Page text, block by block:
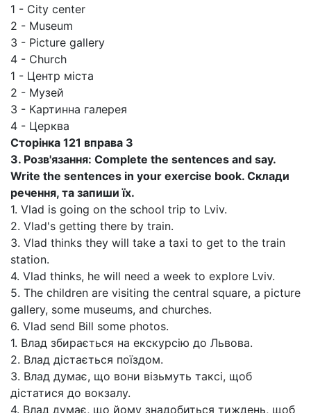
1 - City center
2 - Museum
3 - Picture gallery
4 - Church
1 - Центр міста
2 - Музей
3 - Картинна галерея
4 - Церква
Сторінка 121 вправа 3
3. Розв'язання: Complete the sentences and say.
Write the sentences in your exercise book. Склади
речення, та запиши їх.
1. Vlad is going on the school trip to Lviv.
2. Vlad's getting there by train.
3. Vlad thinks they will take a taxi to get to the train
station.
4. Vlad thinks, he will need a week to explore Lviv.
5. The children are visiting the central square, a picture
gallery, some museums, and churches.
6. Vlad send Bill some photos.
1. Влад збирається на екскурсію до Львова.
2. Влад дістається поїздом.
3. Влад думає, що вони візьмуть таксі, щоб
дістатися до вокзалу.
4. Влад думає, що йому знадобиться тиждень, щоб